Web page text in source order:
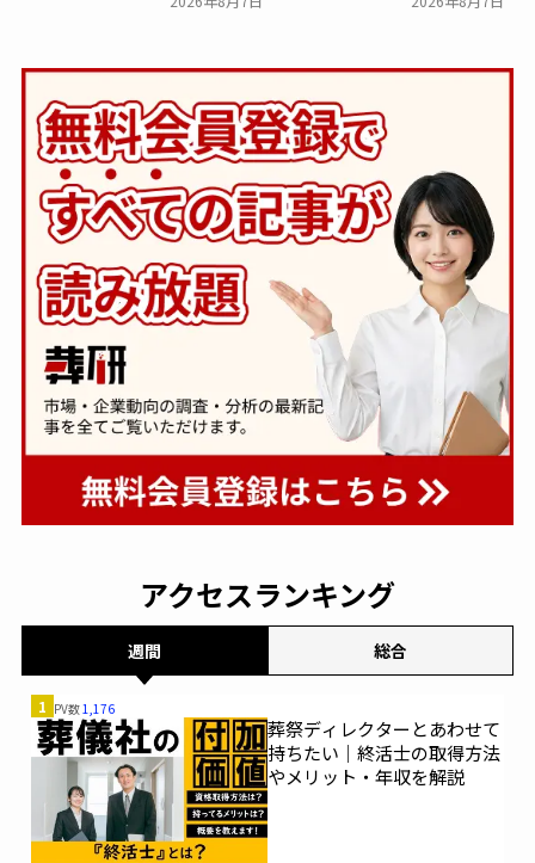
下。「大相続時代」でも家 ８ホール～Living～』オー
アクセスランキング
週間 総合
1 PV数1,176
葬祭ディレクターとあわせて
持ちたい｜終活士の取得方法
やメリット・年収を解説